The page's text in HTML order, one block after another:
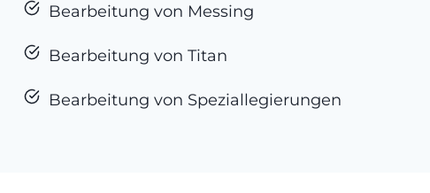
Bearbeitung von Messing
Bearbeitung von Titan
Bearbeitung von Speziallegierungen